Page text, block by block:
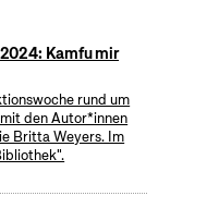
Kamfu mir
rund um
den Autor*innen
Britta Weyers. Im